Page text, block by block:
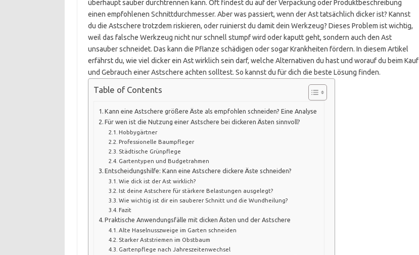
überhaupt sauber durchtrennen kann. Oft findest du auf der Verpackung oder Produktbeschreibung
einen empfohlenen Schnittdurchmesser. Aber was passiert, wenn der Ast tatsächlich dicker ist? Kannst
du die Astschere trotzdem riskieren, oder ruinierst du damit dein Werkzeug? Dieses Problem ist wichtig,
weil das falsche Werkzeug nicht nur schnell stumpf wird oder kaputt geht, sondern auch den Ast
unsauber schneidet. Das kann die Pflanze schädigen oder sogar Krankheiten fördern. In diesem Artikel
erfährst du, wie viel dicker ein Ast wirklich sein darf, welche Alternativen du hast und worauf du beim Kauf
und Gebrauch einer Astschere achten solltest. So kannst du für dich die beste Lösung finden.
Table of Contents
Kann eine Astschere größere Äste als empfohlen schneiden? Eine Analyse
Für wen ist die Nutzung einer Astschere bei dickeren Ästen sinnvoll?
Hobbygärtner
Professionelle Baumpfleger
Städtische Grünpflege
Gartentypen und Budgetrahmen
Entscheidungshilfe: Kann eine Astschere dickere Äste schneiden?
Wie dick ist der Ast wirklich?
Ist deine Astschere für stärkere Belastungen ausgelegt?
Wie wichtig ist dir ein sauberer Schnitt und die Wundheilung?
Fazit
Praktische Anwendungsfälle mit dicken Ästen und der Astschere
Alte Haselnusszweige im Garten schneiden
Starker Aststriemen im Obstbaum
Gartenpflege nach Jahreszeitenwechsel